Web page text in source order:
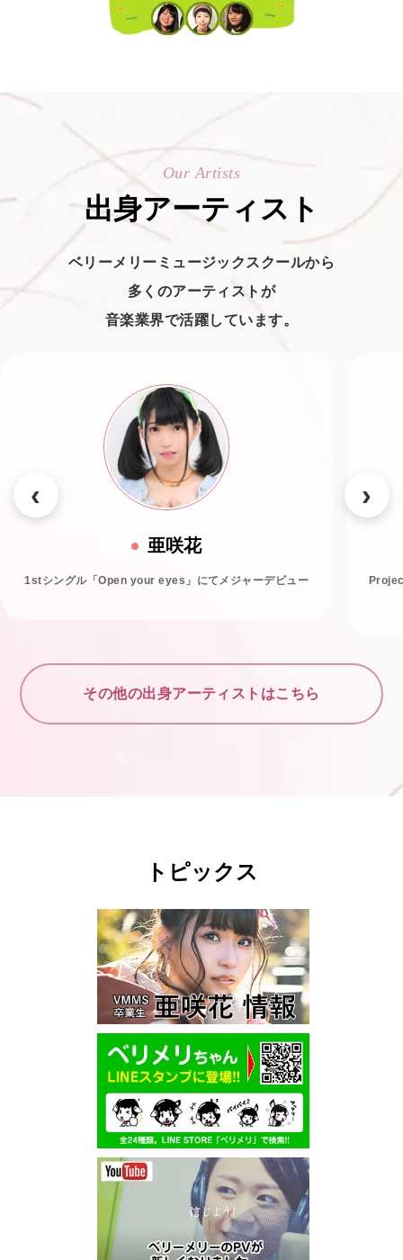
Our Artists
出身アーティスト
ベリーメリーミュージックスクールから
多くのアーティストが
音楽業界で活躍しています。
亜咲花
1stシングル「Open your eyes」にてメジャーデビュー
その他の出身アーティストはこちら
トピックス